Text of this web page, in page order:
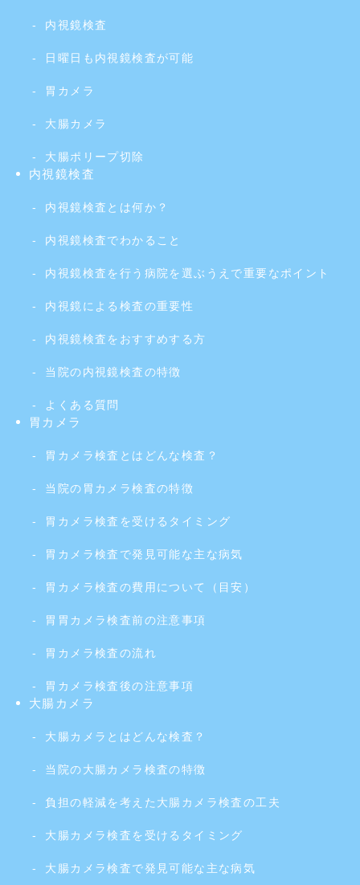
内視鏡検査
日曜日も内視鏡検査が可能
胃カメラ
大腸カメラ
大腸ポリープ切除
内視鏡検査
内視鏡検査とは何か？
内視鏡検査でわかること
内視鏡検査を行う病院を選ぶうえで重要なポイント
内視鏡による検査の重要性
内視鏡検査をおすすめする方
当院の内視鏡検査の特徴
よくある質問
胃カメラ
胃カメラ検査とはどんな検査？
当院の胃カメラ検査の特徴
胃カメラ検査を受けるタイミング
胃カメラ検査で発見可能な主な病気
胃カメラ検査の費用について（目安）
胃胃カメラ検査前の注意事項
胃カメラ検査の流れ
胃カメラ検査後の注意事項
大腸カメラ
大腸カメラとはどんな検査？
当院の大腸カメラ検査の特徴
負担の軽減を考えた大腸カメラ検査の工夫
大腸カメラ検査を受けるタイミング
大腸カメラ検査で発見可能な主な病気